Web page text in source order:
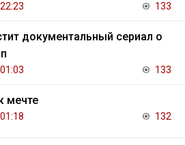
133
документальный сериал о
133
мечте
132